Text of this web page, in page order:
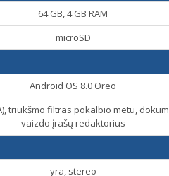
64 GB, 4 GB RAM
microSD
Android OS 8.0 Oreo
triukšmo filtras pokalbio metu,
vaizdo įrašų redaktorius
yra, stereo